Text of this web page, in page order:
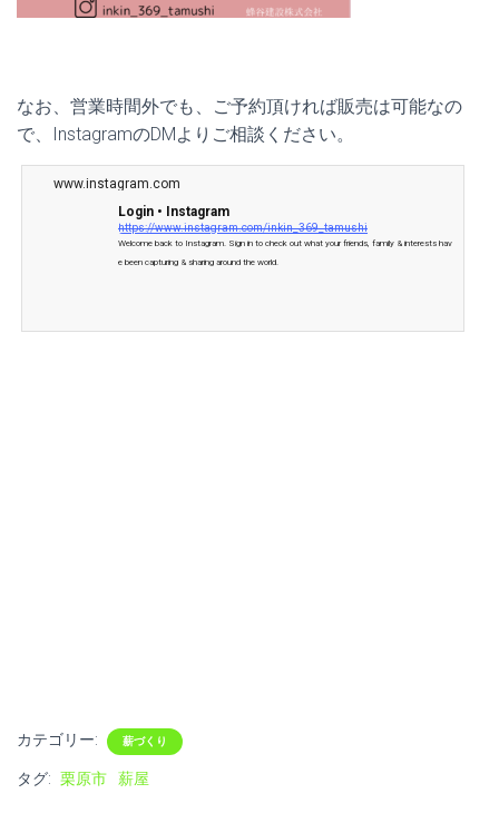
なお、営業時間外でも、ご予約頂ければ販売は可能なの
で、InstagramのDMよりご相談ください。
www.instagram.com
Login • Instagram
https://www.instagram.com/inkin_369_tamushi
Welcome back to Instagram. Sign in to check out what your friends, family & interests hav
e been capturing & sharing around the world.
カテゴリー: 薪づくり
タグ: 栗原市 薪屋